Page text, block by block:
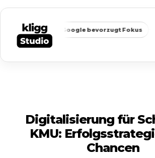
✦ Google bevorzugt Fokus ✦
Digitalisierung für
KMU:
Chancen